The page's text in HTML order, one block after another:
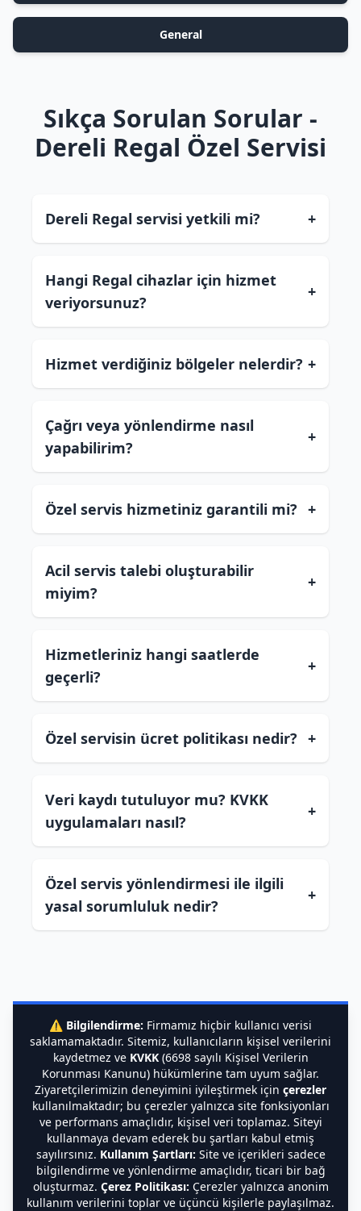
General
Sıkça Sorulan Sorular -
Dereli Regal Özel Servisi
Dereli Regal servisi yetkili mi? +
Hangi Regal cihazlar için hizmet
veriyorsunuz?
+
Hizmet verdiğiniz bölgeler nelerdir? +
Çağrı veya yönlendirme nasıl
yapabilirim?
+
Özel servis hizmetiniz garantili mi? +
Acil servis talebi oluşturabilir
miyim?
+
Hizmetleriniz hangi saatlerde
geçerli?
+
Özel servisin ücret politikası nedir? +
Veri kaydı tutuluyor mu? KVKK
uygulamaları nasıl?
+
Özel servis yönlendirmesi ile ilgili
yasal sorumluluk nedir?
+
⚠️ Bilgilendirme: Firmamız hiçbir kullanıcı verisi
saklamamaktadır. Sitemiz, kullanıcıların kişisel verilerini
kaydetmez ve KVKK(6698 sayılı Kişisel Verilerin
Korunması Kanunu) hükümlerine tam uyum sağlar.
Ziyaretçilerimizin deneyimini iyileştirmek için çerezler
kullanılmaktadır; bu çerezler yalnızca site fonksiyonları
ve performans amaçlıdır, kişisel veri toplamaz. Siteyi
kullanmaya devam ederek bu şartları kabul etmiş
sayılırsınız. Kullanım Şartları: Site ve içerikleri sadece
bilgilendirme ve yönlendirme amaçlıdır, ticari bir bağ
oluşturmaz. Çerez Politikası: Çerezler yalnızca anonim
kullanım verilerini toplar ve üçüncü kişilerle paylaşılmaz.